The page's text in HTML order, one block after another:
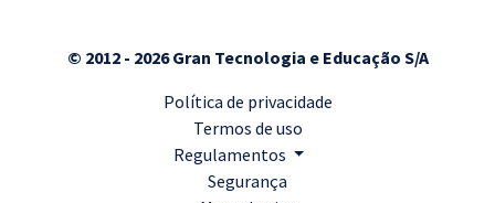
© 2012 - 2026 Gran Tecnologia e Educação S/A
Política de privacidade
Termos de uso
Regulamentos
Segurança